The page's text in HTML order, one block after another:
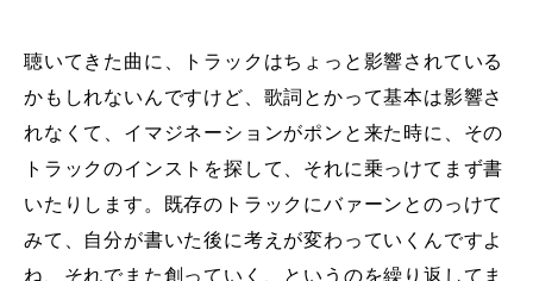
聴いてきた曲に、トラックはちょっと影響されている
かもしれないんですけど、歌詞とかって基本は影響さ
れなくて、イマジネーションがポンと来た時に、その
トラックのインストを探して、それに乗っけてまず書
いたりします。既存のトラックにバァーンとのっけて
みて、自分が書いた後に考えが変わっていくんですよ
ね、それでまた創っていく、というのを繰り返してま